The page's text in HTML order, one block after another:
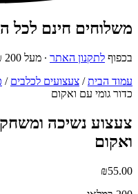
משלוחים חינם לכל
בכפוף לתקנון האתר ∙ מעל 200 ₪
עמוד הבית/ צעצועים לכלבים /
כדור גומי עם ואקום
צעצוע נשיכה
ואקום
₪55.00